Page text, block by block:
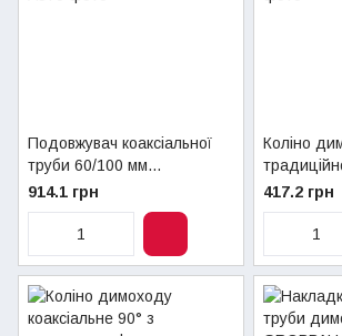
Подовжувач коаксіальної
труби 60/100 мм
GROPPALLI 0,25 м (A370)
914.1 грн
Коліно
мм 90°
417.2 грн